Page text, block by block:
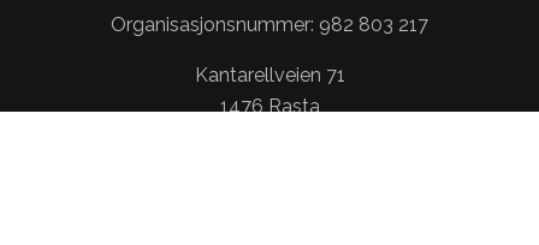
Organisasjonsnummer: 982 803 217
Kantarellveien 71
1476 Rasta